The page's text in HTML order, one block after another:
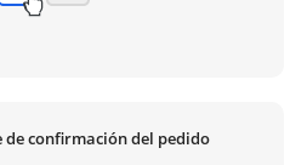
de confirmación del pedido